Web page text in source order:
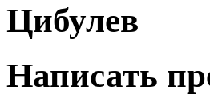
Цибулев
Написать